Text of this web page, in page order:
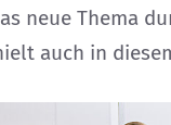
neue Thema
auch in